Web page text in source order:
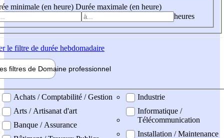
minimale (en heure) Durée maximale (en heure)
heures
le filtre de durée hebdomadaire
filtres de Domaine professionnel
professionel
Achats / Comptabilité / Gestion
Arts / Artisanat d'art
Banque / Assurance
Industrie
Informatique /
Télécommunication
Installation / Maintenance